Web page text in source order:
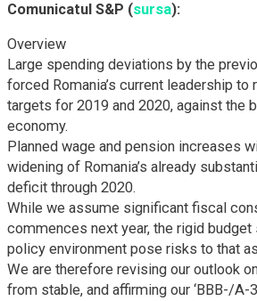
Comunicatul S&P (sursa):
Overview
Large spending deviations by the
forced Romania’s current leadership to
targets for 2019 and 2020, against the
economy.
Planned wage and pension increases
widening of Romania’s already
deficit through 2020.
While we assume significant fiscal
commences next year, the rigid
policy environment pose risks to that
We are therefore revising our outlook
from stable, and affirming our ‘BBB-/A-